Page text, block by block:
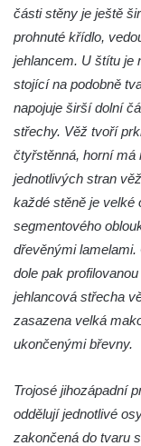
Kaple mezi
Třebonínem
Kaple v severní
Márnice na
Kaple u kostela
Vltavou
Kaple Božího
Vojkovic
Kostel
u Vojkovic
Kaple svatého
Hřbitovní kaple
Vltavou
Márnice na
Kostel svatého
části stěny je ještě
prohnuté křídlo,
jehlancem. U štítu je
stojící na podobně
napojuje širší dolní
střechy. Věž tvoří
čtyřstěnná, horní
jednotlivých stran
každé stěně je velké
segmentového
dřevěnými
dole pak
jehlancová střecha
zasazena velká
ukončenými břevny.
Trojosé jihozápadní
oddělují jednotlivé
zakončená do tvaru